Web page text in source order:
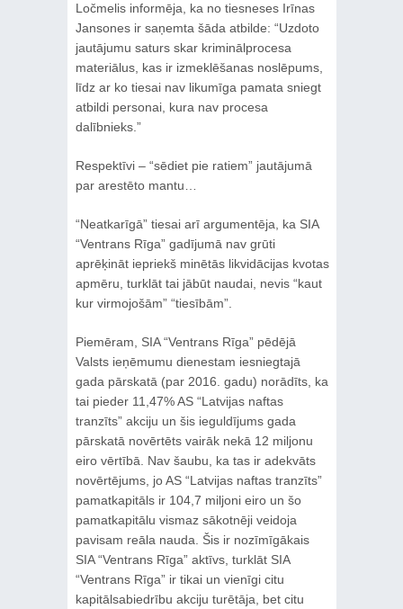
Ločmelis informēja, ka no tiesneses Irīnas
Jansones ir saņemta šāda atbilde: “Uzdoto
jautājumu saturs skar kriminālprocesa
materiālus, kas ir izmeklēšanas noslēpums,
līdz ar ko tiesai nav likumīga pamata sniegt
atbildi personai, kura nav procesa
dalībnieks.”
Respektīvi – “sēdiet pie ratiem” jautājumā
par arestēto mantu…
“Neatkarīgā” tiesai arī argumentēja, ka SIA
“Ventrans Rīga” gadījumā nav grūti
aprēķināt iepriekš minētās likvidācijas kvotas
apmēru, turklāt tai jābūt naudai, nevis “kaut
kur virmojošām” “tiesībām”.
Piemēram, SIA “Ventrans Rīga” pēdējā
Valsts ieņēmumu dienestam iesniegtajā
gada pārskatā (par 2016. gadu) norādīts, ka
tai pieder 11,47% AS “Latvijas naftas
tranzīts” akciju un šis ieguldījums gada
pārskatā novērtēts vairāk nekā 12 miljonu
eiro vērtībā. Nav šaubu, ka tas ir adekvāts
novērtējums, jo AS “Latvijas naftas tranzīts”
pamatkapitāls ir 104,7 miljoni eiro un šo
pamatkapitālu vismaz sākotnēji veidoja
pavisam reāla nauda. Šis ir nozīmīgākais
SIA “Ventrans Rīga” aktīvs, turklāt SIA
“Ventrans Rīga” ir tikai un vienīgi citu
kapitālsabiedrību akciju turētāja, bet citu